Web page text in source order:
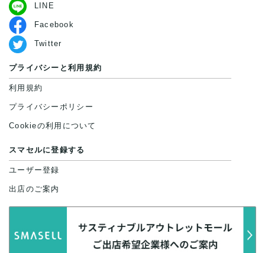
LINE
Facebook
Twitter
プライバシーと利用規約
利用規約
プライバシーポリシー
Cookieの利用について
スマセルに登録する
ユーザー登録
出店のご案内